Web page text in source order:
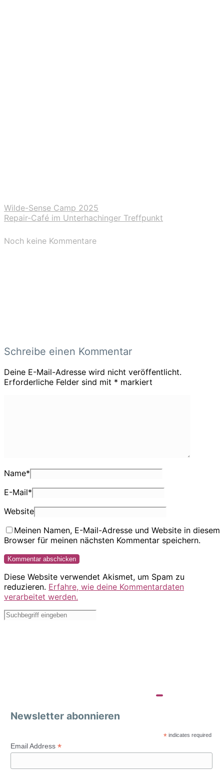
Wilde-Sense Camp 2025
Repair-Café im Unterhachinger Treffpunkt
Noch keine Kommentare
Schreibe einen Kommentar
Deine E-Mail-Adresse wird nicht veröffentlicht.
Erforderliche Felder sind mit * markiert
Name*
E-Mail*
Website
Meinen Namen, E-Mail-Adresse und Website in diesem
Browser für meinen nächsten Kommentar speichern.
Diese Website verwendet Akismet, um Spam zu
reduzieren. Erfahre, wie deine Kommentardaten
verarbeitet werden.
Newsletter abonnieren
* indicates required
Email Address *